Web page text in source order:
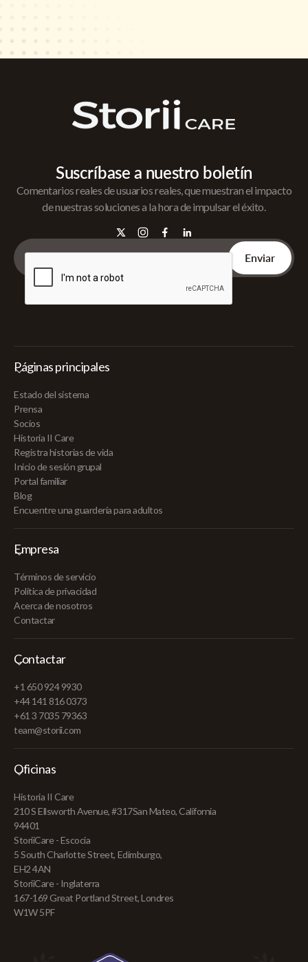
Suscríbase a nuestro boletín
Comentarios reales de usuarios reales, que muestran el impacto
de nuestras soluciones a la hora de impulsar el éxito.
Páginas principales
Estado del sistema
Prensa
Socios
Historia II Care
Registra historias de vida
Inicio de sesión grupal
Portal familiar
Blog
Encuentre una guardería para adultos
Empresa
Términos de servicio
Política de privacidad
Acerca de nosotros
Contactar
Contactar
+1 650 924 9930
+44 141 816 0373
+61 3 7035 79363
team@storii.com
Oficinas
Historia II Care
210 S Ellsworth Avenue, #317San Mateo, California
94401
StoriiCare - Escocia
5 South Charlotte Street, Edimburgo,
EH2 4AN
StoriiCare - Inglaterra
167-169 Great Portland Street, Londres
W1W 5PF